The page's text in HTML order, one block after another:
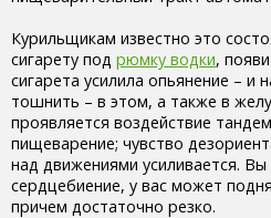
Курильщикам известно это
сигарету под рюмку водки,
сигарета усилила опьянение – и
тошнить – в этом, а также в
проявляется воздействие
пищеварение; чувство
над движениями усиливается.
сердцебиение, у вас может
причем достаточно резко.